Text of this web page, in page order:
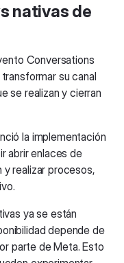
nativas de
Conversations
su canal
se realizan y cierran
la implementación
abrir enlaces de
realizar procesos,
ya se están
depende de
parte de Meta. Esto